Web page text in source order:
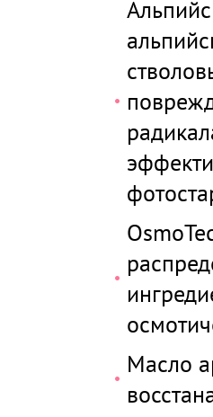
Масло